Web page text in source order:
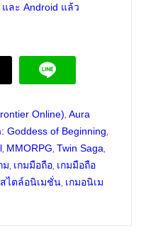
ละ Android แล้ว
Online), Aura
Goddess of Beginning,
, MMORPG, Twin Saga,
ม, เกมมือถือ, เกมมือถือ
สไตล์อนิเมชั่น, เกมอนิเม